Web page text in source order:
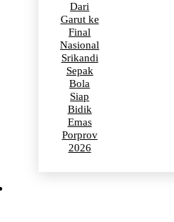
Dari
Garut ke
Final
Nasional
Srikandi
Sepak
Bola
Siap
Bidik
Emas
Porprov
2026